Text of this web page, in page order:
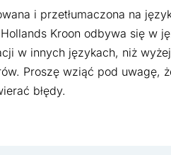
i przetłumaczona na
Kroon odbywa się w
w innych językach, niż
Proszę wziąć pod uwagę,
błędy.